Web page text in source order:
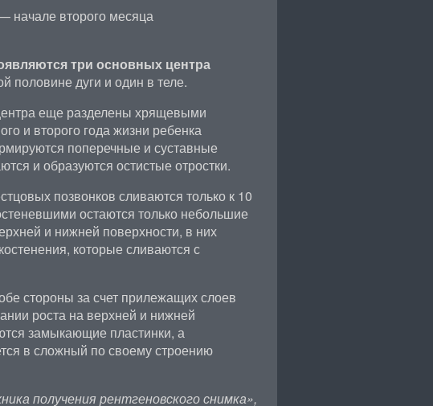
начале второго месяца
три основных центра
дуги и один в теле.
еще разделены хрящевыми
и второго года жизни ребенка
поперечные и суставные
и образуются остистые отростки.
позвонков сливаются только к 10
остаются только небольшие
и нижней поверхности, в них
которые сливаются с
стороны за счет прилежащих слоев
роста на верхней и нижней
замыкающие пластинки, а
в сложный по своему строению
получения рентгеновского снимка»,